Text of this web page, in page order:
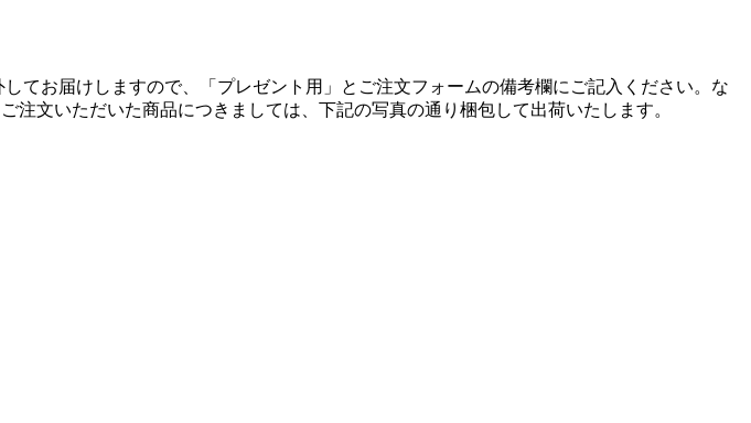
お届けしますので、「プレゼント用」とご注文フォームの備考欄にご記入ください。 な
注文いただいた商品につきましては、下記の写真の通り梱包して出荷いたします。